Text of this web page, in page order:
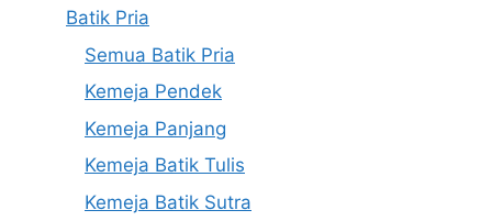
Batik Pria
Semua Batik Pria
Kemeja Pendek
Kemeja Panjang
Kemeja Batik Tulis
Kemeja Batik Sutra